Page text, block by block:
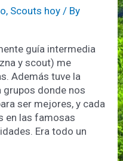
, Scouts hoy / By
guía intermedia
y scout) me
Además tuve la
grupos donde nos
ser mejores, y cada
en las famosas
Era todo un